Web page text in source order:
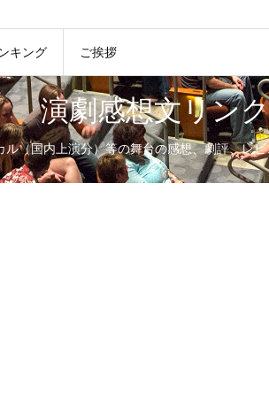
キング ご挨拶
演劇感想文リンク
ル（国内上演分）等の舞台の感想、劇評、レ